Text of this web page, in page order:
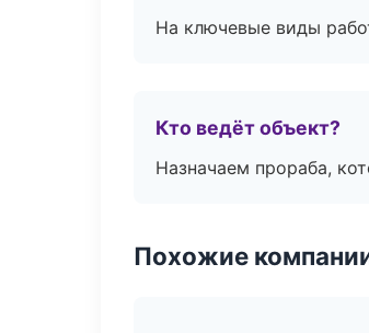
На ключевые виды
Кто ведёт объект?
Назначаем прораба,
Похожие